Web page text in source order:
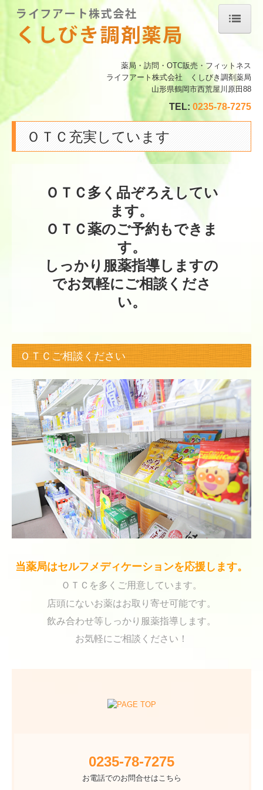
ホーム
当薬局について
店舗案内
処方箋の受付
コロナ検査キット
薬局・訪問・OTC販売・フィットネス
ライフアート株式会社 くしびき調剤薬局
山形県鶴岡市西荒屋川原田88
TEL: 0235-78-7275
ＯＴＣ充実しています
ＯＴＣ多く品ぞろえしてい
ます。
ＯＴＣ薬のご予約もできま
す。
しっかり服薬指導しますの
でお気軽にご相談くださ
い。
ＯＴＣご相談ください
当薬局はセルフメディケーションを応援します。
ＯＴＣを多くご用意しています。
店頭にないお薬はお取り寄せ可能です。
飲み合わせ等しっかり服薬指導します。
お気軽にご相談ください！
0235-78-7275
お電話でのお問合せはこちら